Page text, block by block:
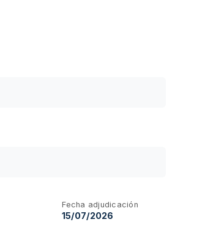
Fecha adjudicación
15/07/2026